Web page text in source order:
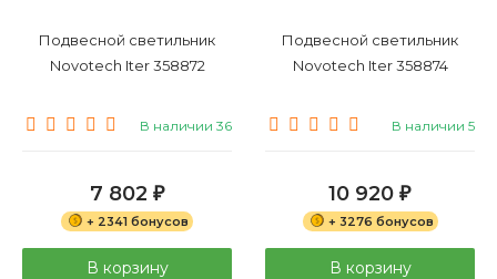
Подвесной светильник
Novotech Iter 358872
В наличии 36
7 802 ₽
+ 2341 бонусов
В корзину
Подвесной светильник
Novotech Iter 358874
В наличии 5
10 920 ₽
+ 3276 бонусов
В корзину